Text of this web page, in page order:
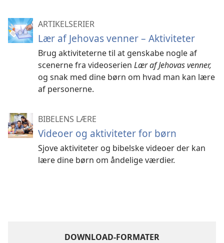
ARTIKELSERIER
Lær af Jehovas venner – Aktiviteter
Brug aktiviteterne til at genskabe nogle af
scenerne fra videoserien Lær af Jehovas venner,
og snak med dine børn om hvad man kan lære
af personerne.
BIBELENS LÆRE
Videoer og aktiviteter for børn
Sjove aktiviteter og bibelske videoer der kan
lære dine børn om åndelige værdier.
DOWNLOAD-FORMATER